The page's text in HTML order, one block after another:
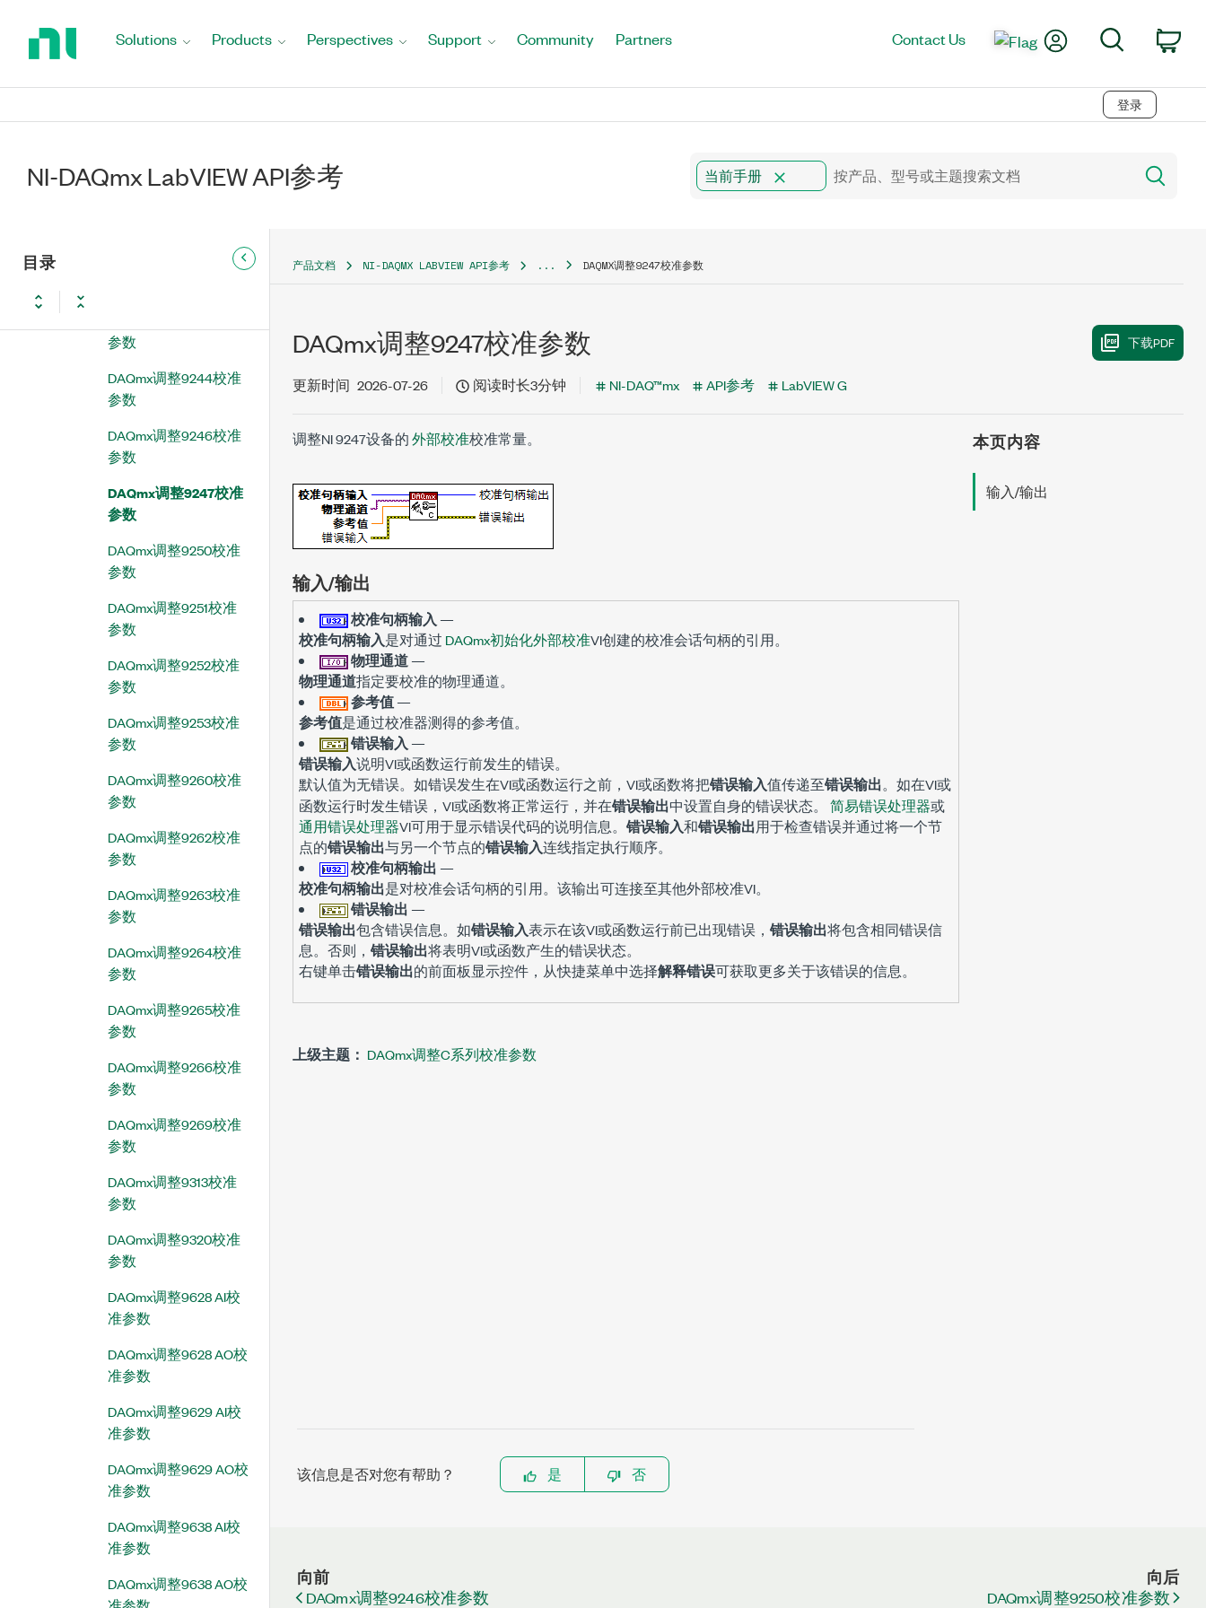
Solutions Products Perspectives Support Community Partners Contact Us My AccountSearch
登录
NI-DAQmx LabVIEW API参考 当前手册
目录
DAQmx调整9232校准
DAQmx调整9234增益
量校准参数
DAQmx调整9239校准
参数
DAQmx调整9244校准
参数
DAQmx调整9246校准
参数
DAQmx调整9247校准
参数
DAQmx调整9250校准
参数
DAQmx调整9251校准
参数
DAQmx调整9252校准
参数
DAQmx调整9253校准
参数
DAQmx调整9260校准
参数
DAQmx调整9262校准
参数
DAQmx调整9263校准
参数
DAQmx调整9264校准
参数
DAQmx调整9265校准
参数
DAQmx调整9266校准
参数
DAQmx调整9269校准
参数
DAQmx调整9313校准
参数
DAQmx调整9320校准
参数
DAQmx调整9628 AI校
准参数
DAQmx调整9628 AO校
准参数
DAQmx调整9629 AI校
准参数
DAQmx调整9629 AO校
准参数
DAQmx调整9638 AI校
准参数
DAQmx调整9638 AO校
产品文档 NI-DAQMX LABVIEW API参考 ... DAQMX调整9247校准参数
DAQmx调整9247校准参数
更新时间 2026-07-26 阅读时长3分钟 NI-DAQ™mx API参考 LabVIEW G
调整NI 9247设备的外部校准校准常量。
输入/输出
校准句柄输入 —
校准句柄输入是对通过 DAQmx初始化外部校准VI创建的校准会话句柄的引用。
物理通道—
物理通道指定要校准的物理通道。
参考值—
参考值是通过校准器测得的参考值。
错误输入 —
错误输入说明VI或函数运行前发生的错误。
默认值为无错误。如错误发生在VI或函数运行之前，VI或函数将把错误输入值传递至错误输出。如在VI或
函数运行时发生错误，VI或函数将正常运行，并在错误输出中设置自身的错误状态。 简易错误处理器或
通用错误处理器VI可用于显示错误代码的说明信息。 错误输入和错误输出用于检查错误并通过将一个节
点的错误输出与另一个节点的错误输入连线指定执行顺序。
校准句柄输出 —
校准句柄输出是对校准会话句柄的引用。该输出可连接至其他外部校准VI。
错误输出 —
错误输出包含错误信息。如错误输入表示在该VI或函数运行前已出现错误， 错误输出将包含相同错误信
息。否则， 错误输出将表明VI或函数产生的错误状态。
右键单击错误输出的前面板显示控件，从快捷菜单中选择解释错误可获取更多关于该错误的信息。
上级主题： DAQmx调整C系列校准参数
本页内容
输入/输出
该信息是否对您有帮助？ 是 否
向前
DAQmx调整9246校准参数
向后
DAQmx调整9250校准参数